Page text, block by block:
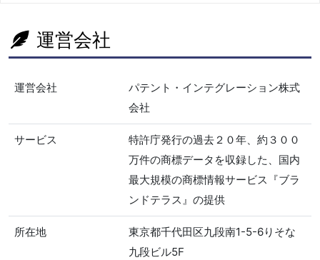
運営会社
運営会社
パテント・インテグレーション株式
会社
サービス
特許庁発行の過去２０年、約３００
万件の商標データを収録した、国内
最大規模の商標情報サービス『ブラ
ンドテラス』の提供
所在地
東京都千代田区九段南1-5-6りそな
九段ビル5F